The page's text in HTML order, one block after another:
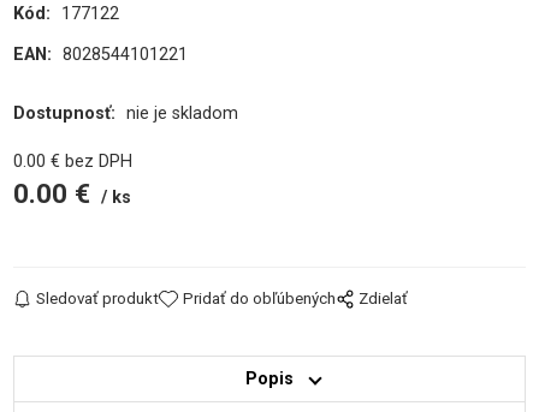
Kód:
177122
EAN: 8028544101221
Dostupnosť: nie je skladom
0.00 € bez DPH
0.00 € ks
Sledovať produkt Pridať do obľúbených Zdielať
Popis